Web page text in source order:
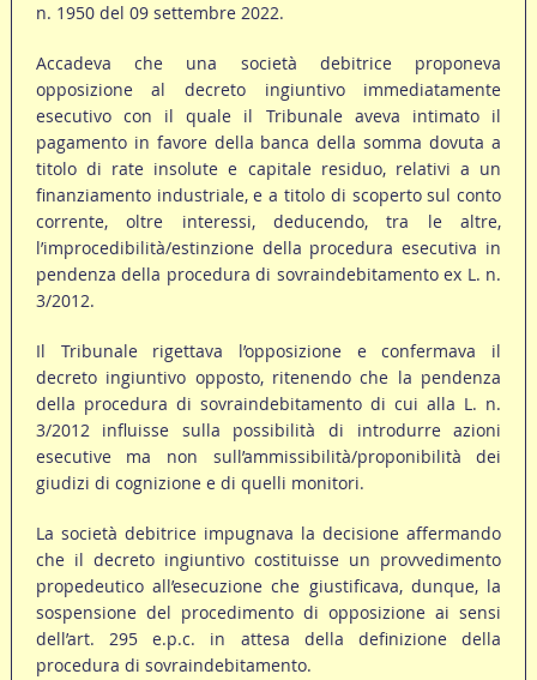
n. 1950 del 09 settembre 2022.
Accadeva che una società debitrice proponeva
opposizione al decreto ingiuntivo immediatamente
esecutivo con il quale il Tribunale aveva intimato il
pagamento in favore della banca della somma dovuta a
titolo di rate insolute e capitale residuo, relativi a un
finanziamento industriale, e a titolo di scoperto sul conto
corrente, oltre interessi, deducendo, tra le altre,
l’improcedibilità/estinzione della procedura esecutiva in
pendenza della procedura di sovraindebitamento ex L. n.
3/2012.
Il Tribunale rigettava l’opposizione e confermava il
decreto ingiuntivo opposto, ritenendo che la pendenza
della procedura di sovraindebitamento di cui alla L. n.
3/2012 influisse sulla possibilità di introdurre azioni
esecutive ma non sull’ammissibilità/proponibilità dei
giudizi di cognizione e di quelli monitori.
La società debitrice impugnava la decisione affermando
che il decreto ingiuntivo costituisse un provvedimento
propedeutico all’esecuzione che giustificava, dunque, la
sospensione del procedimento di opposizione ai sensi
dell’art. 295 e.p.c. in attesa della definizione della
procedura di sovraindebitamento.